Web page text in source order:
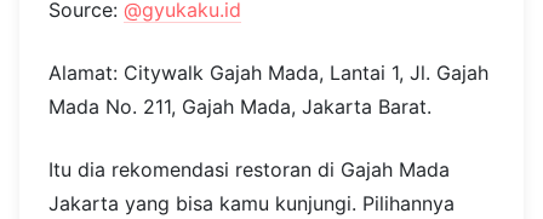
Source: @gyukaku.id
Alamat: Citywalk Gajah Mada, Lantai 1, Jl. Gajah
Mada No. 211, Gajah Mada, Jakarta Barat.
Itu dia rekomendasi restoran di Gajah Mada
Jakarta yang bisa kamu kunjungi. Pilihannya